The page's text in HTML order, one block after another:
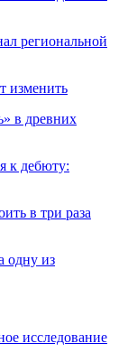
региональной
изменить
в древних
к дебюту:
в три раза
одну из
исследование